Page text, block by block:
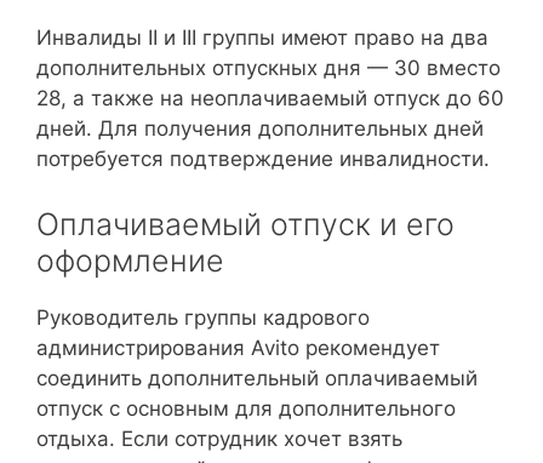
Инвалиды II и III группы имеют право на два
дополнительных отпускных дня — 30 вместо
28, а также на неоплачиваемый отпуск до 60
дней. Для получения дополнительных дней
потребуется подтверждение инвалидности.
Оплачиваемый отпуск и его
оформление
Руководитель группы кадрового
администрирования Avito рекомендует
соединить дополнительный оплачиваемый
отпуск с основным для дополнительного
отдыха. Если сотрудник хочет взять